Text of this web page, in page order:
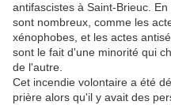
antifascistes à Saint-Brieuc.
sont nombreux, comme les
xénophobes, et les actes
sont le fait d'une minorité qui
de l'autre.
Cet incendie volontaire a été
prière alors qu'il y avait des